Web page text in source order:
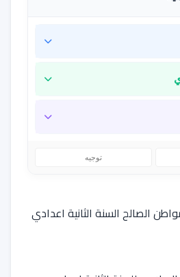
توجيه
الصالح السنة الثانية اعدادي